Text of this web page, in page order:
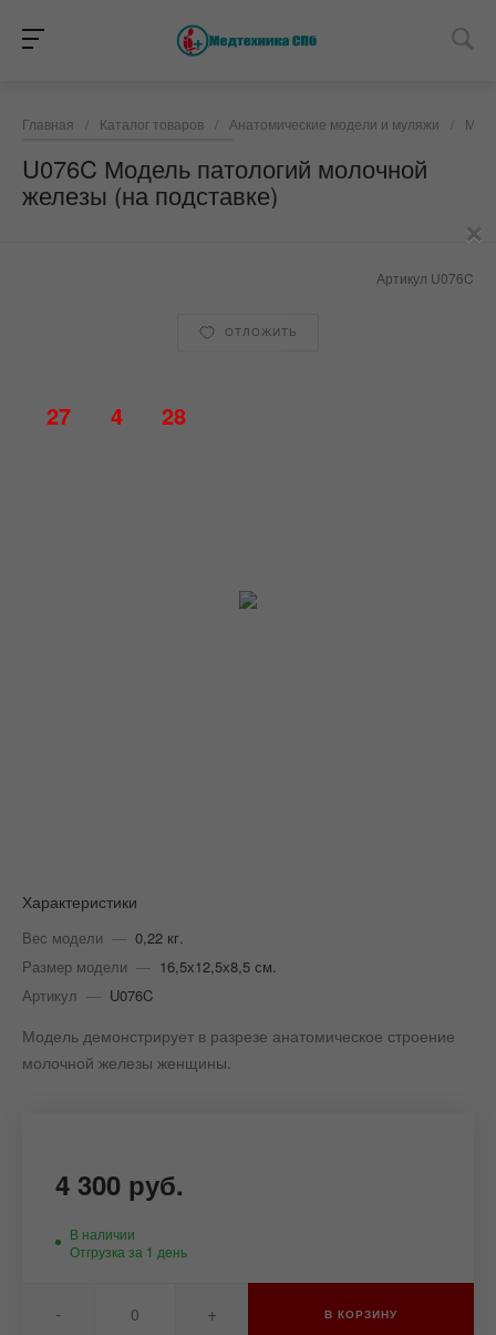
Главная / Каталог товаров / Анатомические модели и муляжи /
U076C Модель патологий молочной
железы (на подставке)
Артикул U076C
ОТЛОЖИТЬ
Характеристики
Вес модели — 0,22 кг.
Размер модели — 16,5х12,5х8,5 см.
Артикул — U076C
Модель демонстрирует в разрезе анатомическое строение
молочной железы женщины.
4 300 руб.
В наличии
Отгрузка за 1 день
- + В КОРЗИНУ
×
27 4 28